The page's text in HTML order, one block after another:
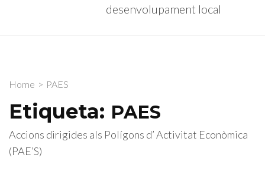
desenvolupament local
Home > PAES
Etiqueta: PAES
Accions dirigides als Polígons d’ Activitat Econòmica
(PAE’S)